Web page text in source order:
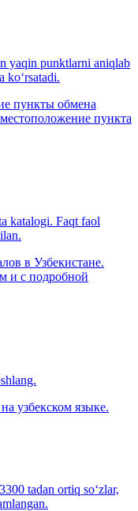
yaqin punktlarni aniqlab
ko‘rsatadi.
пункты обмена
пункта
katalogi. Faqt faol
в Узбекистане.
и с подробной
узбекском языке.
tadan ortiq so‘zlar,